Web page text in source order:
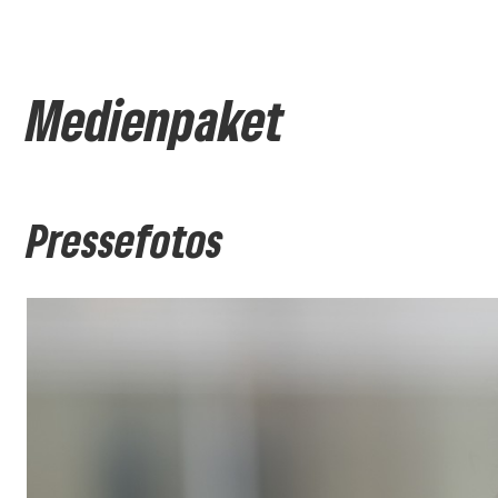
Medienpaket
Pressefotos